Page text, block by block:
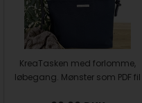
KreaTasken med forlomme,
løbegang. Mønster som PDF fil